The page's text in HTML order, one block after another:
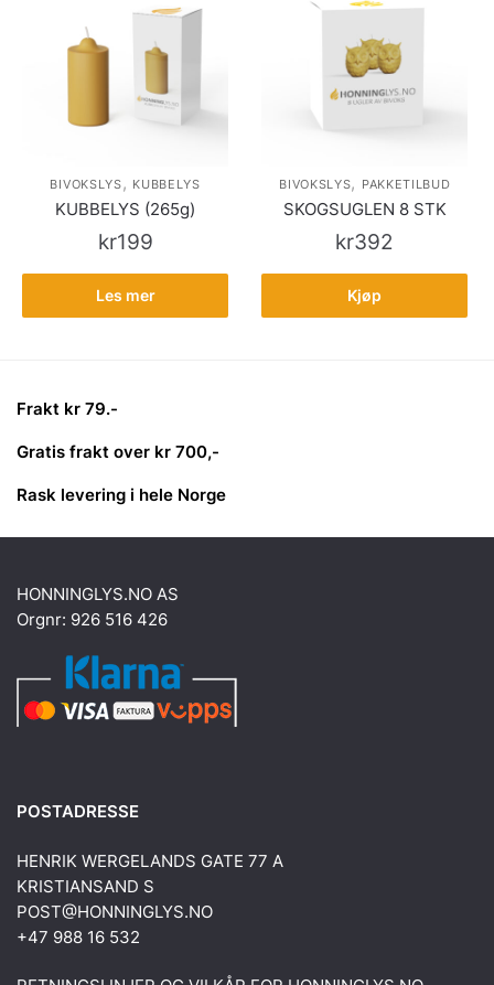
BIVOKSLYS, KUBBELYS
KUBBELYS (265g)
kr199
Les mer
BIVOKSLYS, PAKKETILBUD
SKOGSUGLEN 8 STK
kr392
Kjøp
Frakt kr 79.-
Gratis frakt over kr 700,-
Rask levering i hele Norge
HONNINGLYS.NO AS
Orgnr: 926 516 426
POSTADRESSE
HENRIK WERGELANDS GATE 77 A
KRISTIANSAND S
POST@HONNINGLYS.NO
+47 988 16 532